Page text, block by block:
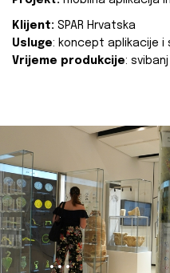
Klijent: SPAR Hrvatska
Usluge: koncept aplikacije i
Vrijeme produkcije: